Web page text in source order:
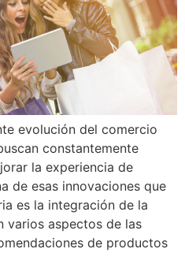
evolución del comercio
constantemente
la experiencia de
de esas innovaciones que
es la integración de la
varios aspectos de las
de productos